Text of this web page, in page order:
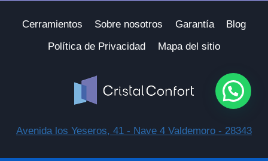
Cerramientos Sobre nosotros Garantía
Blog
Política de Privacidad
Mapa del sitio
Avenida los Yeseros, 41 - Nave 4 Valdemoro - 28343